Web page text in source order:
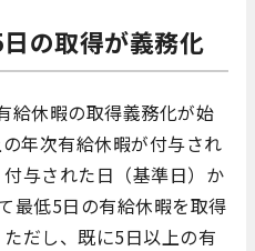
の取得が義務化
給休暇の取得義務化が始
年次有給休暇が付与され
与された日（基準日）か
最低5日の有給休暇を取得
だし、既に5日以上の有